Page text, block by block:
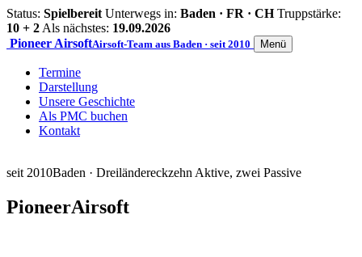
Status: Spielbereit Unterwegs in: Baden · FR · CH Truppstärke:
10 + 2 Als nächstes: 19.09.2026
Pioneer AirsoftAirsoft-Team aus Baden · seit 2010 Menü
Termine
Darstellung
Unsere Geschichte
Als PMC buchen
Kontakt
seit 2010Baden · Dreiländereckzehn Aktive, zwei Passive
PioneerAirsoft